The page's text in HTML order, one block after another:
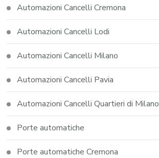
Automazioni Cancelli Cremona
Automazioni Cancelli Lodi
Automazioni Cancelli Milano
Automazioni Cancelli Pavia
Automazioni Cancelli Quartieri di Milano
Porte automatiche
Porte automatiche Cremona